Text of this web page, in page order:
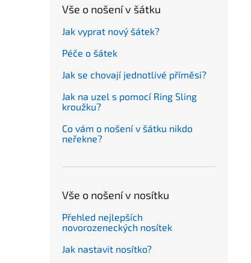
Vše o nošení v šátku
Jak vyprat nový šátek?
Péče o šátek
Jak se chovají jednotlivé příměsi?
Jak na uzel s pomocí Ring Sling
kroužku?
Co vám o nošení v šátku nikdo
neřekne?
Vše o nošení v nosítku
Přehled nejlepších
novorozeneckých nosítek
Jak nastavit nosítko?